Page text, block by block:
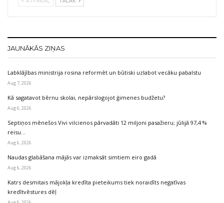
JAUNĀKĀS ZIŅAS
Labklājības ministrija rosina reformēt un būtiski uzlabot vecāku pabalstu
Aug 7, 2026
Kā sagatavot bērnu skolai, nepārslogojot ģimenes budžetu?
Aug 6, 2026
Septiņos mēnešos Vivi vilcienos pārvadāti 12 miljoni pasažieru; jūlijā 97,4 %
reisu…
Aug 6, 2026
Naudas glabāšana mājās var izmaksāt simtiem eiro gadā
Aug 6, 2026
Katrs desmitais mājokļa kredīta pieteikums tiek noraidīts negatīvas
kredītvēstures dēļ